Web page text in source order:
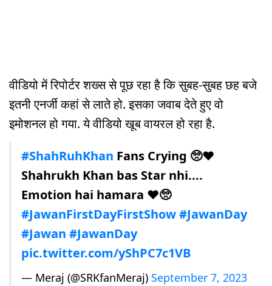
वीडियो में रिपोर्टर शख्स से पूछ रहा है कि सुबह-सुबह छह बजे
इतनी एनर्जी कहां से लाते हो. इसका जवाब देते हुए वो
इमोशनल हो गया. ये वीडियो खूब वायरल हो रहा है.
#ShahRuhKhan Fans Crying 🥺❤️
Shahrukh Khan bas Star nhi....
Emotion hai hamara ❤️🥺
#JawanFirstDayFirstShow#JawanDay
#Jawan #JawanDay
pic.twitter.com/yShPC7c1VB
— Meraj (@SRKfanMeraj) September 7, 2023